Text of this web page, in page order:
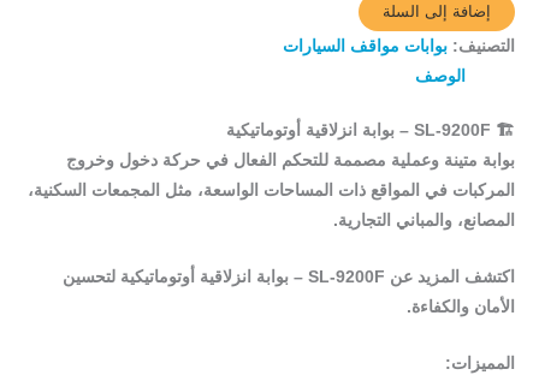
إضافة إلى السلة
التصنيف: بوابات مواقف السيارات
الوصف
🏗 SL-9200F – بوابة انزلاقية أوتوماتيكية
بوابة متينة وعملية مصممة للتحكم الفعال في حركة دخول وخروج
المركبات في المواقع ذات المساحات الواسعة، مثل المجمعات السكنية،
المصانع، والمباني التجارية.
اكتشف المزيد عن SL-9200F – بوابة انزلاقية أوتوماتيكية
لتحسين
الأمان والكفاءة.
المميزات: